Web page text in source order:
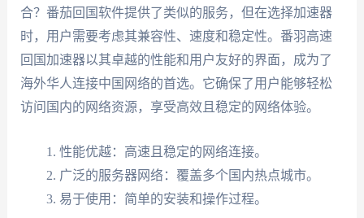
合？番茄回国软件提供了类似的服务，但在选择加速器
时，用户需要考虑其兼容性、速度和稳定性。番羽高速
回国加速器以其卓越的性能和用户友好的界面，成为了
海外华人连接中国网络的首选。它确保了用户能够轻松
访问国内的网络资源，享受高效且稳定的网络体验。
性能优越：高速且稳定的网络连接。
广泛的服务器网络：覆盖多个国内热点城市。
易于使用：简单的安装和操作过程。